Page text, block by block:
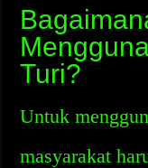
Turi?
Untuk
masyarakat